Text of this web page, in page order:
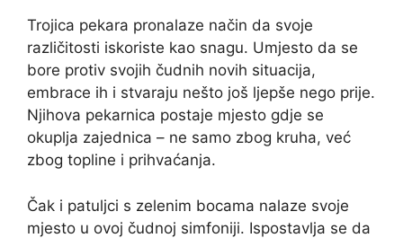
Trojica pekara pronalaze način da svoje
različitosti iskoriste kao snagu. Umjesto da se
bore protiv svojih čudnih novih situacija,
embrace ih i stvaraju nešto još ljepše nego prije.
Njihova pekarnica postaje mjesto gdje se
okuplja zajednica – ne samo zbog kruha, već
zbog topline i prihvaćanja.
Čak i patuljci s zelenim bocama nalaze svoje
mjesto u ovoj čudnoj simfoniji. Ispostavlja se da